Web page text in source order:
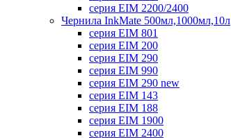
серия EIM 2200/2400
Чернила InkMate 500мл,1000мл,10л
серия EIM 801
серия EIM 200
серия EIM 290
серия EIM 990
серия EIM 290 new
серия EIM 143
серия EIM 188
серия EIM 1900
серия EIM 2400